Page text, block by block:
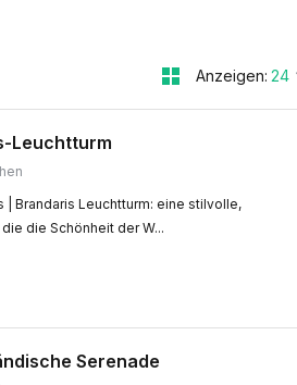
Anzeigen:
Leuchtturm
| Brandaris Leuchtturm: eine stilvolle,
die Schönheit der W...
Serenade